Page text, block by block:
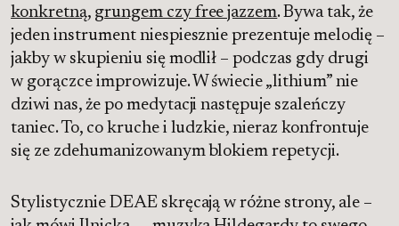
konkretną, grungem czy free jazzem. Bywa tak, że
jeden instrument niespiesznie prezentuje melodię –
jakby w skupieniu się modlił – podczas gdy drugi
w gorączce improwizuje. W świecie „lithium” nie
dziwi nas, że po medytacji następuje szaleńczy
taniec. To, co kruche i ludzkie, nieraz konfrontuje
się ze zdehumanizowanym blokiem repetycji.
Stylistycznie DEAE skręcają w różne strony, ale –